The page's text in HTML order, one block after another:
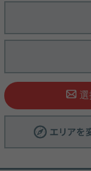
後楽園店（実用後楽